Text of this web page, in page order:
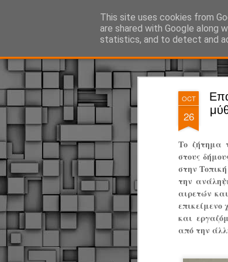
OCT
26
Το ζήτημα
στους
στην
την
αιρετών
επικείμενο
και
από την
This site uses cookies from
are shared with Google along
statistics, and to detect and
ΔΗΜΟΤΙΚΗ ΑΣΤΥΝΟΜΙΑ, τα